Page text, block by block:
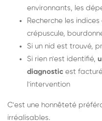
environnants, les
Recherche les
crépuscule,
Si un nid est trouvé,
Si rien n'est identifié,
diagnostic est
l'intervention
C'est une honnêteté
irréalisables.